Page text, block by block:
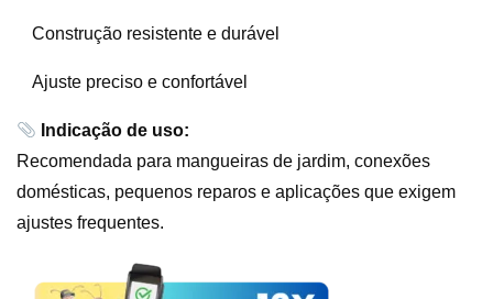
Construção resistente e durável
Ajuste preciso e confortável
Indicação de uso:
Recomendada para mangueiras de jardim, conexões
domésticas, pequenos reparos e aplicações que exigem
ajustes frequentes.